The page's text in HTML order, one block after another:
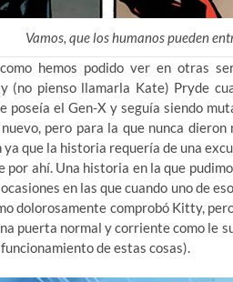
Vamos, que los humanos pueden
hemos podido ver en otras
(no pienso llamarla Kate) Pryde
poseía el Gen-X y seguía siendo
pero para la que nunca
que la historia requería de una
ahí. Una historia en la que
en las que cuando uno de
dolorosamente comprobó Kitty,
puerta normal y corriente como le
de estas cosas).